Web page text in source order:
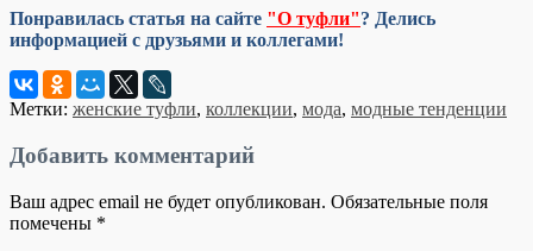
Понравилась статья на сайте "О туфли"? Делись
информацией с друзьями и коллегами!
Метки: женские туфли, коллекции, мода, модные тенденции
Добавить комментарий
Ваш адрес email не будет опубликован. Обязательные поля
помечены *